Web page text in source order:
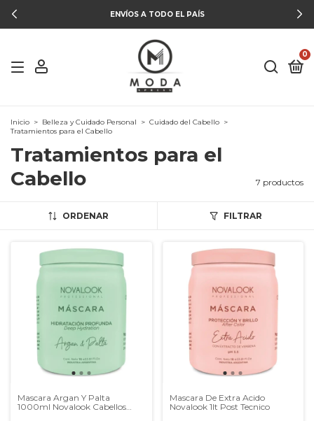
ENVÍOS A TODO EL PAÍS
0
Inicio > Belleza y Cuidado Personal > Cuidado del Cabello >
Tratamientos para el Cabello
Tratamientos para el
Cabello
7 productos
ORDENAR FILTRAR
Mascara Argan Y Palta
1000ml Novalook Cabellos
Mascara De Extra Acido
Novalook 1lt Post Tecnico